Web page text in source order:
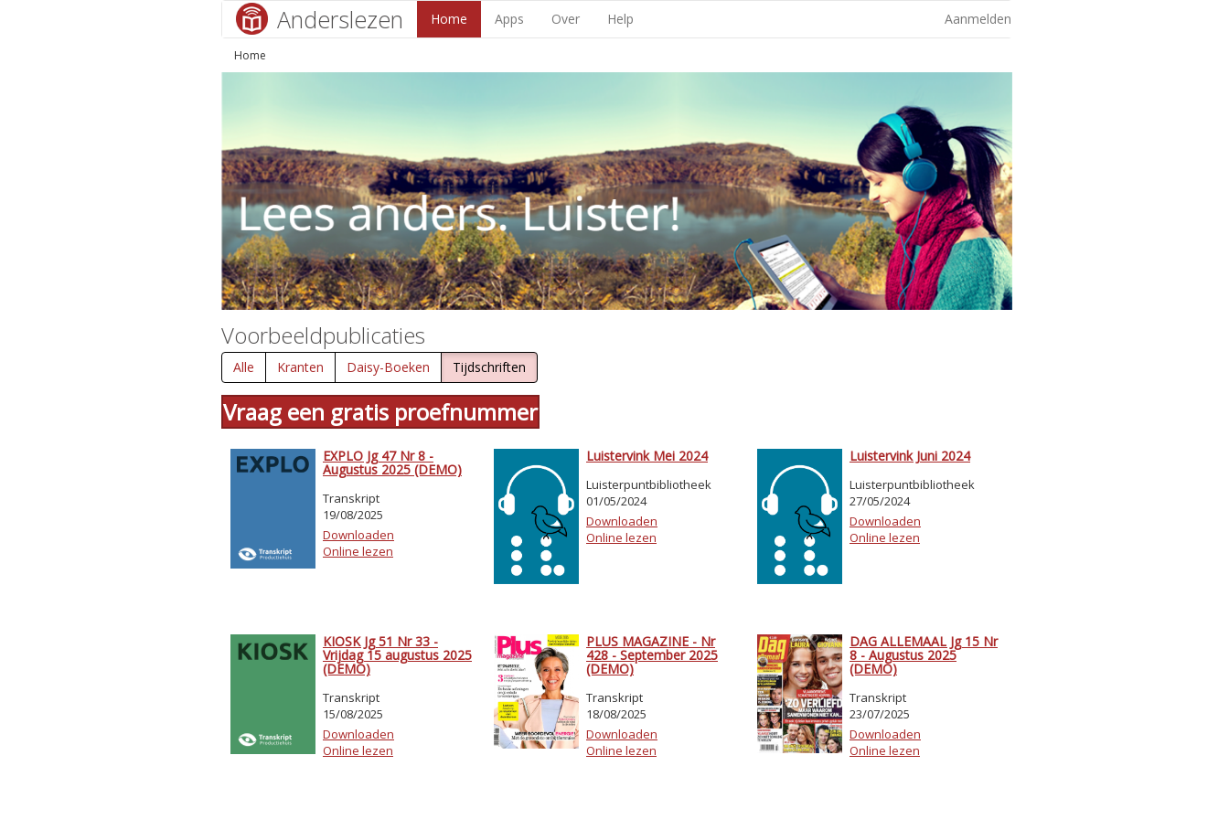
Anderslezen Home Apps Over Help Aanmelden
Home
Voorbeeldpublicaties
Alle Kranten Daisy-Boeken Tijdschriften
Vraag een gratis proefnummer
EXPLO Jg 47 Nr 8 -
Augustus 2025 (DEMO)
Transkript
19/08/2025
Downloaden
Online lezen
Luistervink Mei 2024
Luisterpuntbibliotheek
01/05/2024
Downloaden
Online lezen
Luistervink Juni 2024
Luisterpuntbibliotheek
27/05/2024
Downloaden
Online lezen
KIOSK Jg 51 Nr 33 -
Vrijdag 15 augustus 2025
(DEMO)
Transkript
15/08/2025
Downloaden
Online lezen
PLUS MAGAZINE - Nr
428 - September 2025
(DEMO)
Transkript
18/08/2025
Downloaden
Online lezen
DAG ALLEMAAL Jg 15 Nr
8 - Augustus 2025
(DEMO)
Transkript
23/07/2025
Downloaden
Online lezen